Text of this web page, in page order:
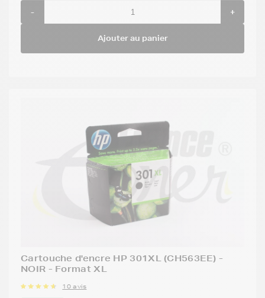
- +
Ajouter au panier
Cartouche d'encre HP 301XL (CH563EE) -
NOIR - Format XL
10 avis